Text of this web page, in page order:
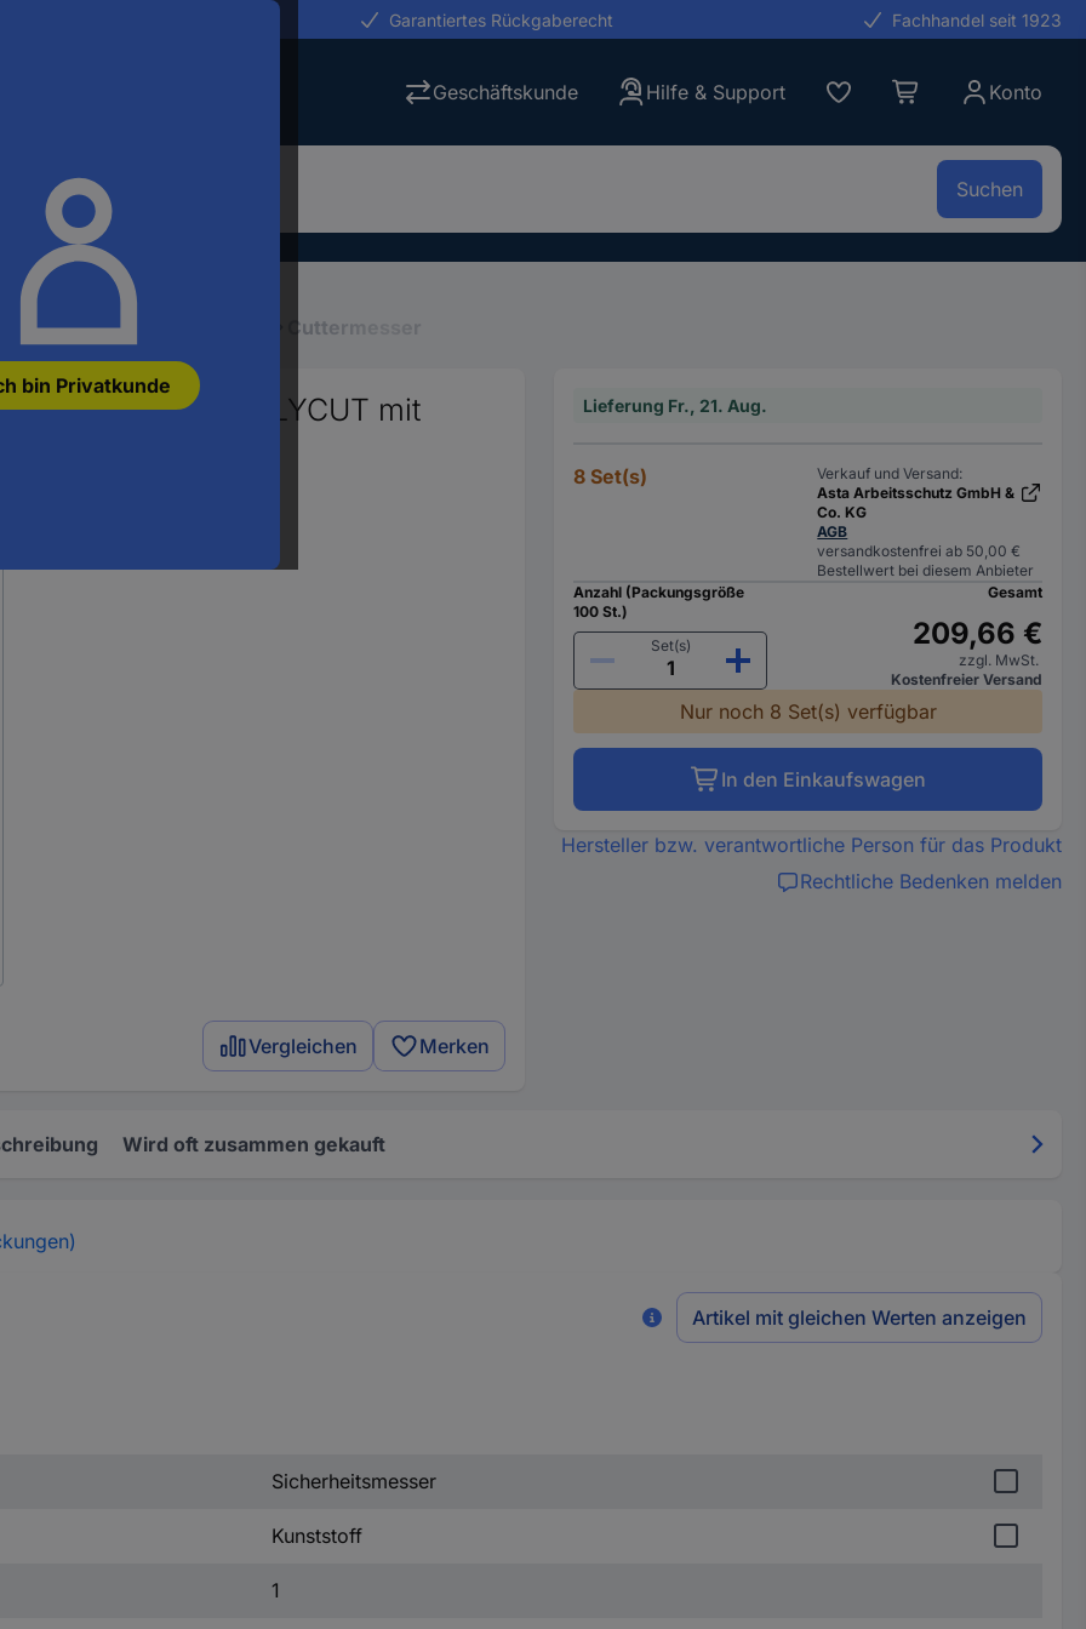
bin Privatkunde
Garantiertes Rückgaberecht Fachhandel seit 1923
Geschäftskunde Hilfe & Support Konto
Suchen
Schneidwerkzeuge, Feilen Cuttermesser
SECUMAX POLYCUT mit
Vergleichen Merken
Lieferung Fr., 21. Aug.
8 Set(s)
Verkauf und Versand:
Asta Arbeitsschutz GmbH &
Co. KG
AGB
versandkostenfrei ab 50,00 €
Bestellwert bei diesem Anbieter
Anzahl (Packungsgröße
100 St.)
Set(s)
Gesamt
209,66 €
zzgl. MwSt.
Kostenfreier Versand
Nur noch 8 Set(s) verfügbar
In den Einkaufswagen
Hersteller bzw. verantwortliche Person für das Produkt
Rechtliche Bedenken melden
Wird oft zusammen gekauft
Artikel mit gleichen Werten anzeigen
Sicherheitsmesser
Kunststoff
1